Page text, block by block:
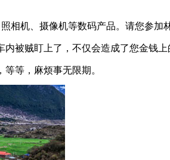
相机、摄像机等数码产品。请您参加
被贼盯上了，不仅会造成了您金钱上
等，麻烦事无限期。